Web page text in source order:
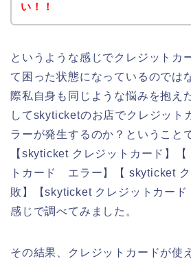
い！！
というような感じでクレジットカ
て困った状態になっているのでは
際私自身も同じような悩みを抱え
してskyticketのお店でクレジット
ラーが発生するのか？ということ
【skyticket クレジットカード】
トカード エラー】【 skyticket
敗】【skyticket クレジットカー
感じで調べてみました。
その結果、クレジットカードが使